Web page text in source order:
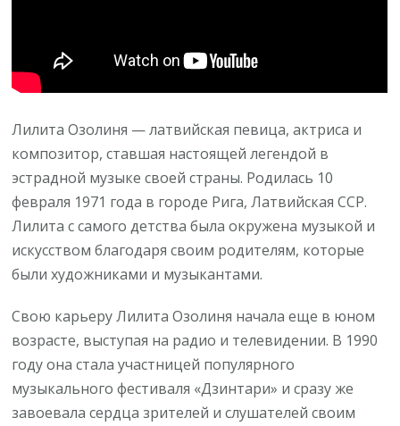
Лилита Озолиня — латвийская певица, актриса и
композитор, ставшая настоящей легендой в
эстрадной музыке своей страны. Родилась 10
февраля 1971 года в городе Рига, Латвийская ССР.
Лилита с самого детства была окружена музыкой и
искусством благодаря своим родителям, которые
были художниками и музыкантами.
Свою карьеру Лилита Озолиня начала еще в юном
возрасте, выступая на радио и телевидении. В 1990
году она стала участницей популярного
музыкального фестиваля «Дзинтари» и сразу же
завоевала сердца зрителей и слушателей своим